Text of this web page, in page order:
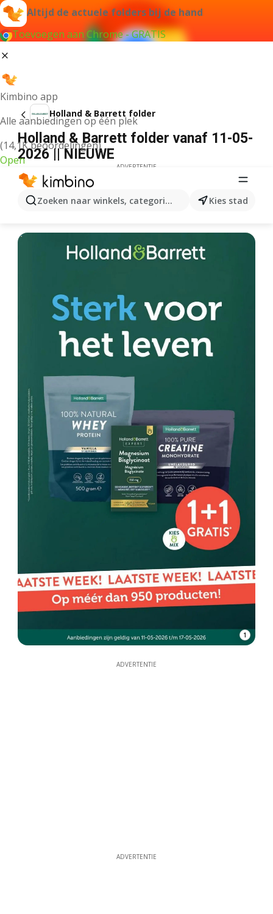
Altijd de actuele folders bij de hand
Toevoegen aan Chrome - GRATIS
Kimbino app
Alle aanbiedingen op één plek
(14,1K beoordelingen)
Open
Zoeken naar winkels, categorieën, producten...
Kies stad
Holland & Barrett folder
Holland & Barrett folder vanaf 11-05-
2026 || NIEUWE
ADVERTENTIE
1
ADVERTENTIE
ADVERTENTIE